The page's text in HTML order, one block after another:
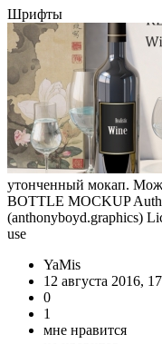
Шрифты
утонченный мокап.
BOTTLE MOCKUP
(anthonyboyd.graphics)
use
YaMis
12 августа 2016,
0
1
мне нравится